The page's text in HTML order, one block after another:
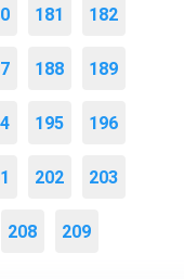
181 182
188 189
195 196
202 203
208 209